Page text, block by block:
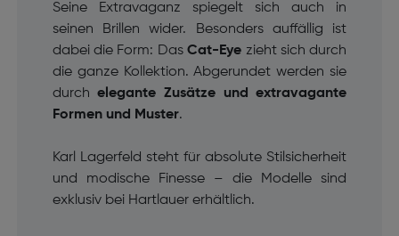
Seine Extravaganz spiegelt sich auch in
seinen Brillen wider. Besonders auffällig ist
dabei die Form: DasCat-Eye zieht sich durch
die ganze Kollektion. Abgerundet werden sie
durch elegante Zusätze und extravagante
Formen und Muster.
Karl Lagerfeld steht für absolute Stilsicherheit
und modische Finesse – die Modelle sind
exklusiv bei Hartlauer erhältlich.